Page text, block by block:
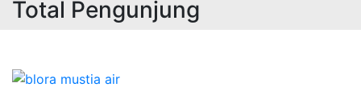
Total Pengunjung